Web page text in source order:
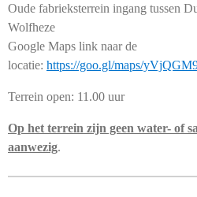
Oude fabrieksterrein ingang tussen
Wolfheze
Google Maps link naar de
locatie: https://goo.gl/maps/
Terrein open: 11.00 uur
Op het terrein zijn geen water- of
aanwezig.